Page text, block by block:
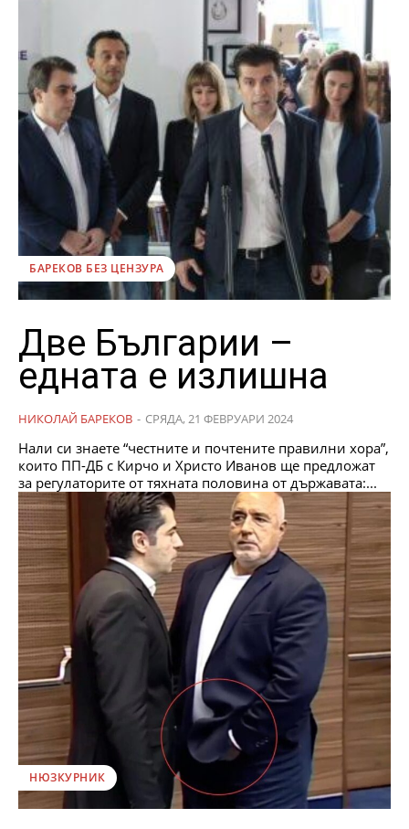
БАРЕКОВ БЕЗ ЦЕНЗУРА
Две Българии –
едната е излишна
НИКОЛАЙ БАРЕКОВ - СРЯДА, 21 ФЕВРУАРИ 2024
Нали си знаете “честните и почтените правилни хора”,
които ПП-ДБ с Кирчо и Христо Иванов ще предложат
за регулаторите от тяхната половина от държавата:...
НЮЗКУРНИК